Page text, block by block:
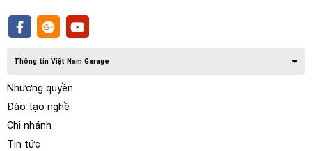
Thông tin Việt Nam Garage
Nhượng quyền
Đào tạo nghề
Chi nhánh
Tin tức